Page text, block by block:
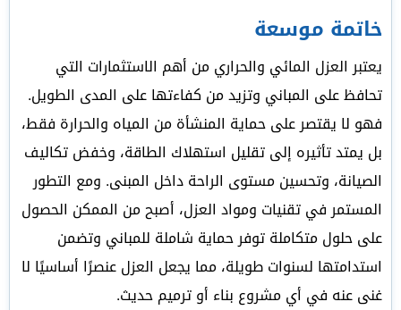
خاتمة موسعة
يعتبر العزل المائي والحراري من أهم الاستثمارات التي
تحافظ على المباني وتزيد من كفاءتها على المدى الطويل.
فهو لا يقتصر على حماية المنشأة من المياه والحرارة فقط،
بل يمتد تأثيره إلى تقليل استهلاك الطاقة، وخفض تكاليف
الصيانة، وتحسين مستوى الراحة داخل المبنى. ومع التطور
المستمر في تقنيات ومواد العزل، أصبح من الممكن الحصول
على حلول متكاملة توفر حماية شاملة للمباني وتضمن
استدامتها لسنوات طويلة، مما يجعل العزل عنصرًا أساسيًا لا
غنى عنه في أي مشروع بناء أو ترميم حديث.